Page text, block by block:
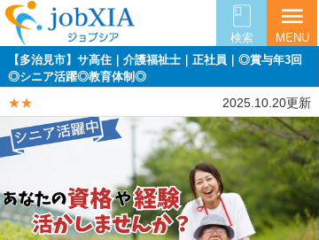
検索
menu
MENU
【多治見市】サ高住｜介護福祉士｜正社員｜◎賞与年3回
◎シニア活躍◎教育体制◎
★★ 2025.10.20更新